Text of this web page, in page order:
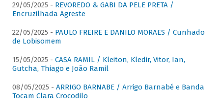
29/05/2025 - REVOREDO & GABI DA PELE PRETA /
Encruzilhada Agreste
22/05/2025 - PAULO FREIRE E DANILO MORAES / Cunhado
de Lobisomem
15/05/2025 - CASA RAMIL / Kleiton, Kledir, Vitor, Ian,
Gutcha, Thiago e João Ramil
08/05/2025 - ARRIGO BARNABE / Arrigo Barnabé e Banda
Tocam Clara Crocodilo